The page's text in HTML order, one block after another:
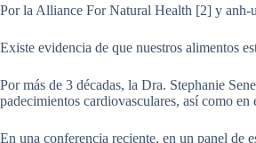
Por la Alliance For Natural Health [2] y anh-
Existe evidencia de que nuestros alimentos
Por más de 3 décadas, la Dra. Stephanie
padecimientos cardiovasculares, así como
En una conferencia reciente, en un panel de